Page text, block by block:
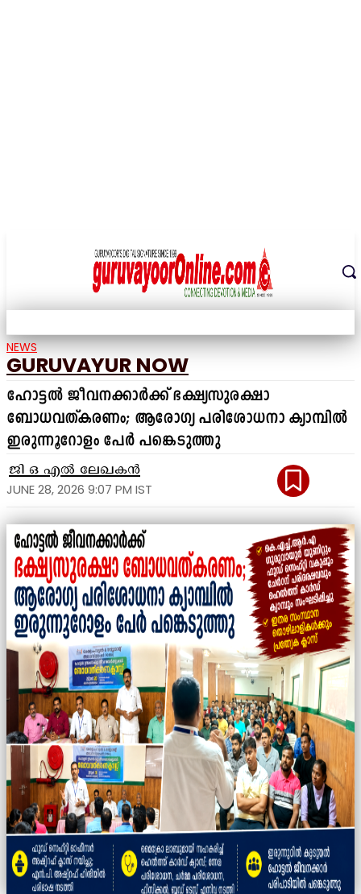
NEWS
GURUVAYUR NOW
ഹോട്ടൽ ജീവനക്കാർക്ക് ഭക്ഷ്യസുരക്ഷാ
ബോധവത്കരണം; ആരോഗ്യ പരിശോധനാ ക്യാമ്പിൽ
ഇരുന്നൂറോളം പേർ പങ്കെടുത്തു
ജി ഒ എൽ ലേഖകൻ
JUNE 28, 2026 9:07 PM IST